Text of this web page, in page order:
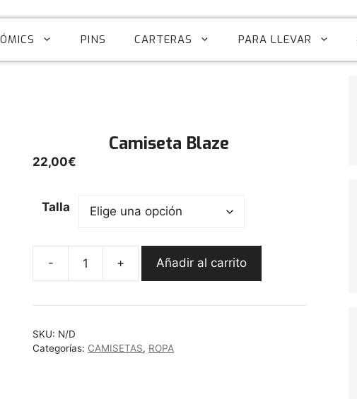
PINS CARTERAS PARA LLEVAR
Camiseta Blaze
22,00€
Talla
-
Camiseta
cantidad
+ Añadir al carrito
SKU: N/D
Categorías: CAMISETAS, ROPA